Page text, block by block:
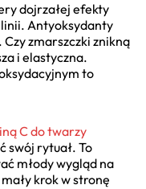
dojrzałej efekty
linii. Antyoksydanty
zmarszczki znikną
i elastyczna.
to
C do twarzy
swój rytuał. To
młody wygląd na
krok w stronę